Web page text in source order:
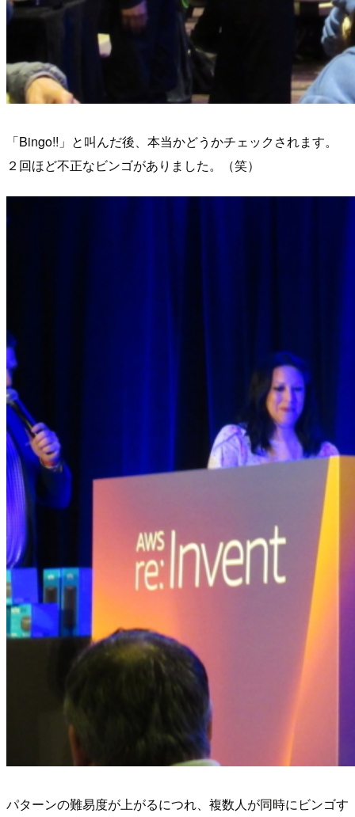
「Bingo!!」と叫んだ後、本当かどうかチェックされます。
２回ほど不正なビンゴがありました。（笑）
パターンの難易度が上がるにつれ、複数人が同時にビンゴす